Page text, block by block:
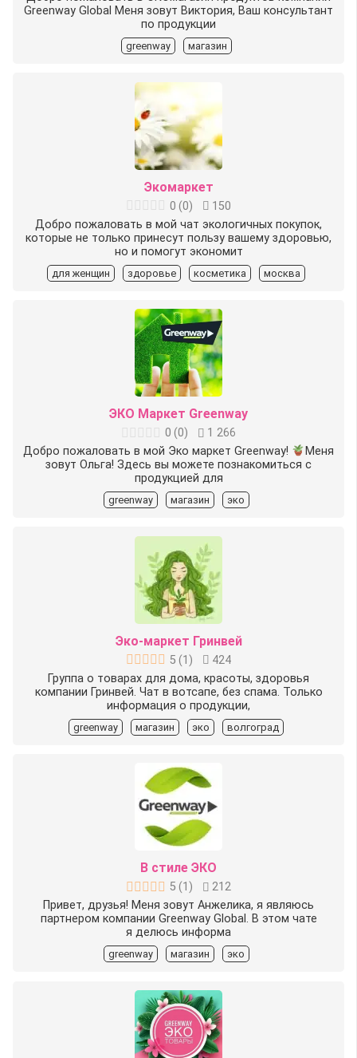
Greenway Global Меня зовут Виктория, Ваш консультант
по продукции
greenway магазин
Экомаркет
0 (0)
150
Добро пожаловать в мой чат экологичных покупок,
которые не только принесут пользу вашему здоровью,
но и помогут экономит
для женщин здоровье косметика москва
ЭКО Маркет Greenway
0 (0)
1 266
Добро пожаловать‍ в мой Эко маркет Greenway!
Меня
зовут Ольга! Здесь вы можете познакомиться с
продукцией для
greenway магазин эко
Эко-маркет Гринвей
5 (1 )
424
Группа о товарах для дома, красоты, здоровья
компании Гринвей. Чат в вотсапе, без спама. Только
информация о продукции,
greenway магазин эко волгоград
В стиле ЭКО
5 (1 )
212
Привет, друзья! Меня зовут Анжелика, я являюсь
партнером компании Greenway Global. В этом чате
я делюсь информа
greenway магазин эко